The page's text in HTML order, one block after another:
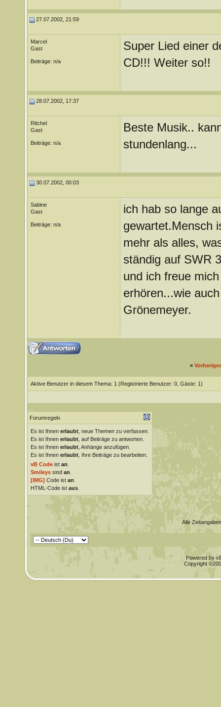
27.07.2002, 21:59
Marcel
Gast
Beiträge: n/a
Super Lied einer
CD!!! Weiter so!!
28.07.2002, 17:37
Ritchel
Gast
Beiträge: n/a
Beste Musik..
stundenlang...
30.07.2002, 00:03
Sabine
Gast
Beiträge: n/a
ich hab so lange
gewartet.Mensch
mehr als alles,
ständig auf SWR
und ich freue
erhören...wie
Grönemeyer.
«
Aktive Benutzer in diesem Thema: 1 (Registrierte Benutzer: 0, Gäste: 1)
Forumregeln
Es ist Ihnen erlaubt, neue Themen zu verfassen.
Es ist Ihnen erlaubt, auf Beiträge zu antworten.
Es ist Ihnen erlaubt, Anhänge anzufügen.
Es ist Ihnen erlaubt, Ihre Beiträge zu bearbeiten.
vB Codeist an
Smileyssind an
[IMG] Code ist an
HTML-Code ist aus.
Alle
Powered by
Copyright